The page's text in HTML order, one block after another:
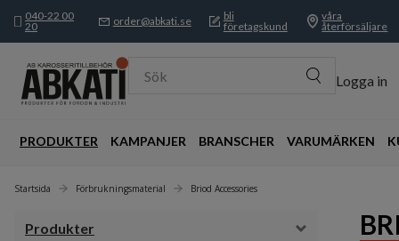
040-22 00
20
order@abkati.se
bli
företagskund
våra
återförsäljare
Sök Logga in
PRODUKTER KAMPANJER BRANSCHER VARUMÄRKEN
Startsida Förbrukningsmaterial Briod Accessories
Produkter